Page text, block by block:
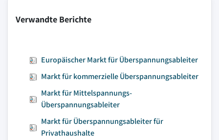
Verwandte Berichte
Europäischer Markt für Überspannungsableiter
Markt für kommerzielle Überspannungsableiter
Markt für Mittelspannungs-
Überspannungsableiter
Markt für Überspannungsableiter für
Privathaushalte